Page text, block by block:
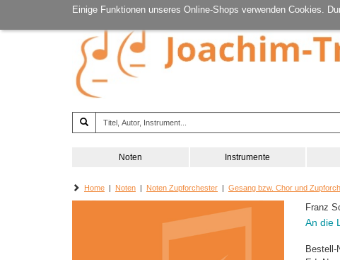
Einige Funktionen unseres Online-Shops verwenden Cookies.
Noten Instrumente
Home | Noten | Noten Zupforchester | Gesang bzw. Chor und
Franz
An die
Bestell-